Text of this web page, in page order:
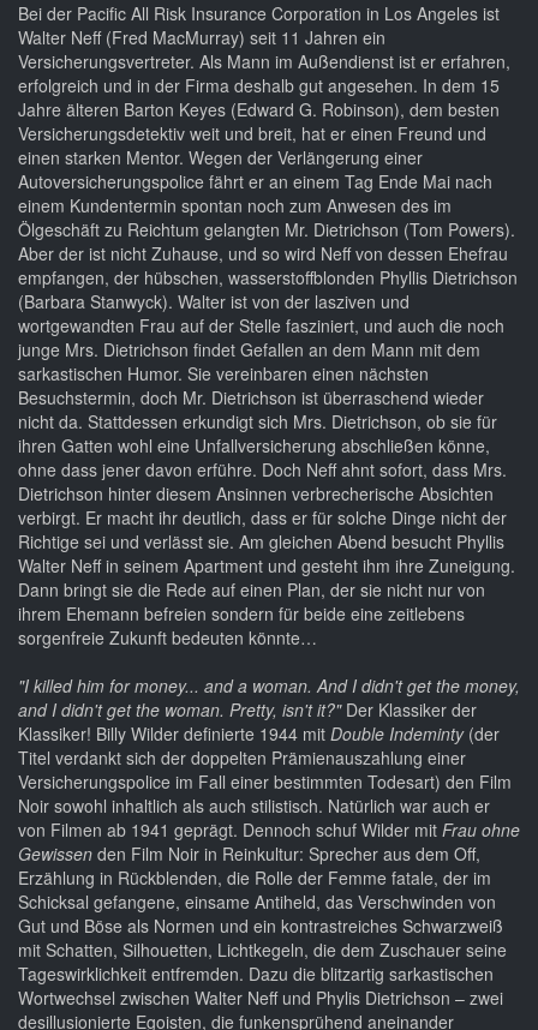
Bei der Pacific All Risk Insurance Corporation in Los Angeles ist
Walter Neff (Fred MacMurray) seit 11 Jahren ein
Versicherungsvertreter. Als Mann im Außendienst ist er erfahren,
erfolgreich und in der Firma deshalb gut angesehen. In dem 15
Jahre älteren Barton Keyes (Edward G. Robinson), dem besten
Versicherungsdetektiv weit und breit, hat er einen Freund und
einen starken Mentor. Wegen der Verlängerung einer
Autoversicherungspolice fährt er an einem Tag Ende Mai nach
einem Kundentermin spontan noch zum Anwesen des im
Ölgeschäft zu Reichtum gelangten Mr. Dietrichson (Tom Powers).
Aber der ist nicht Zuhause, und so wird Neff von dessen Ehefrau
empfangen, der hübschen, wasserstoffblonden Phyllis Dietrichson
(Barbara Stanwyck). Walter ist von der lasziven und
wortgewandten Frau auf der Stelle fasziniert, und auch die noch
junge Mrs. Dietrichson findet Gefallen an dem Mann mit dem
sarkastischen Humor. Sie vereinbaren einen nächsten
Besuchstermin, doch Mr. Dietrichson ist überraschend wieder
nicht da. Stattdessen erkundigt sich Mrs. Dietrichson, ob sie für
ihren Gatten wohl eine Unfallversicherung abschließen könne,
ohne dass jener davon erführe. Doch Neff ahnt sofort, dass Mrs.
Dietrichson hinter diesem Ansinnen verbrecherische Absichten
verbirgt. Er macht ihr deutlich, dass er für solche Dinge nicht der
Richtige sei und verlässt sie. Am gleichen Abend besucht Phyllis
Walter Neff in seinem Apartment und gesteht ihm ihre Zuneigung.
Dann bringt sie die Rede auf einen Plan, der sie nicht nur von
ihrem Ehemann befreien sondern für beide eine zeitlebens
sorgenfreie Zukunft bedeuten könnte…
"I killed him for money... and a woman. And I didn't get the money,
and I didn't get the woman. Pretty, isn't it?"Der Klassiker der
Klassiker! Billy Wilder definierte 1944 mit Double Indeminty(der
Titel verdankt sich der doppelten Prämienauszahlung einer
Versicherungspolice im Fall einer bestimmten Todesart) den Film
Noir sowohl inhaltlich als auch stilistisch. Natürlich war auch er
von Filmen ab 1941 geprägt. Dennoch schuf Wilder mit Frau ohne
Gewissen den Film Noir in Reinkultur: Sprecher aus dem Off,
Erzählung in Rückblenden, die Rolle der Femme fatale, der im
Schicksal gefangene, einsame Antiheld, das Verschwinden von
Gut und Böse als Normen und ein kontrastreiches Schwarzweiß
mit Schatten, Silhouetten, Lichtkegeln, die dem Zuschauer seine
Tageswirklichkeit entfremden. Dazu die blitzartig sarkastischen
Wortwechsel zwischen Walter Neff und Phylis Dietrichson – zwei
desillusionierte Egoisten, die funkensprühend aneinander